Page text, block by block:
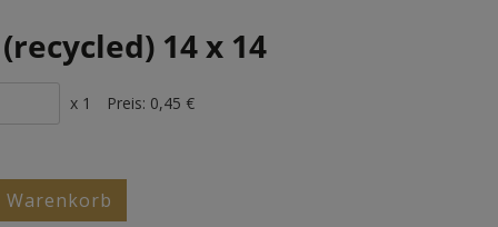
14 x 14
x 1 Preis: 0,45 €
Warenkorb